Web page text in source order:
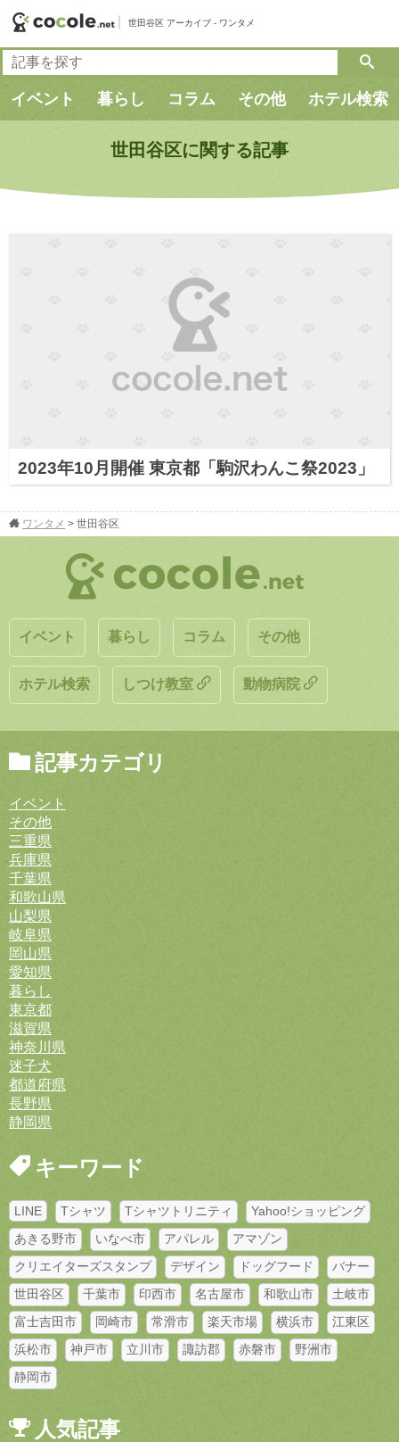
世田谷区 アーカイブ - ワンタメ
検
索:
イベント 暮らし コラム その他 ホテル検索
世田谷区に関する記事
2023年10月開催 東京都「駒沢わんこ祭2023」
ワンタメ > 世田谷区
イベント 暮らし コラム その他
ホテル検索 しつけ教室 動物病院
記事カテゴリ
イベント
その他
三重県
兵庫県
千葉県
和歌山県
山梨県
岐阜県
岡山県
愛知県
暮らし
東京都
滋賀県
神奈川県
迷子犬
都道府県
長野県
静岡県
キーワード
LINE Tシャツ Tシャツトリニティ
Yahoo!ショッピング
あきる野市
いなべ市 アパレル
アマゾン
クリエイターズスタンプ
デザイン ドッグフード
バナー
世田谷区
千葉市 印西市 名古屋市 和歌山市
土岐市
富士吉田市
岡崎市 常滑市 楽天市場 横浜市
江東区
浜松市
神戸市 立川市 諏訪郡 赤磐市
野洲市
静岡市
人気記事